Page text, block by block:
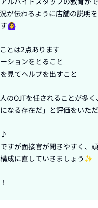
が伝わるように店舗の説明
🙆‍♀️
とは2点あります
ションをとること
見てヘルプを出すこと
のOJTを任されることが多く
なる存在だ」と評価をいた
♪
すが面接官が聞きやすく、
成に直していきましょう✨